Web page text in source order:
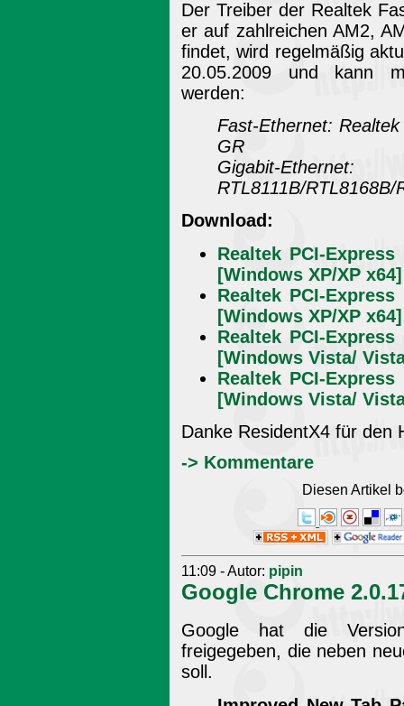
Der Treiber der Realtek
er auf zahlreichen AM2,
findet, wird regelmäßig
20.05.2009 und kann
werden:
Fast-Ethernet:
GR
Gigabit-
RTL8111B/RTL8168B/
Download:
Realtek PCI-
[Windows XP/XP
Realtek PCI-
[Windows XP/XP
Realtek PCI-
[Windows Vista/
Realtek PCI-
[Windows Vista/
Danke ResidentX4 für den
-> Kommentare
Diesen Artikel
11:09 - Autor: pipin
Google Chrome
Google hat die
freigegeben, die neben
soll.